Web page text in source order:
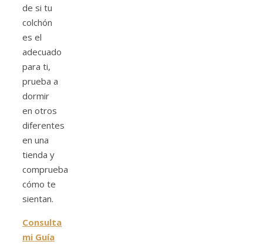
de si tu
colchón
es el
adecuado
para ti,
prueba a
dormir
en otros
diferentes
en una
tienda y
comprueba
cómo te
sientan.
Consulta
mi Guía